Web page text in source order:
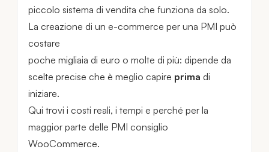
piccolo sistema di vendita che funziona da solo.
La creazione di un e-commerce per una PMI può
costare
poche migliaia di euro o molte di più: dipende da
scelte precise che è meglio capire prima di
iniziare.
Qui trovi i costi reali, i tempi e perché per la
maggior parte delle PMI consiglio
WooCommerce.